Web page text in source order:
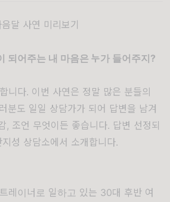
음달 사연 미리보기
되어주는 내 마음은 누가 들어주지?
니다. 이번 사연은 정말 많은 분들의
분도 일일 상담가가 되어 답변을 남겨
, 조언 무엇이든 좋습니다. 답변 선정되
성 상담소에서 소개합니다.
레이너로 일하고 있는 30대 후반 여